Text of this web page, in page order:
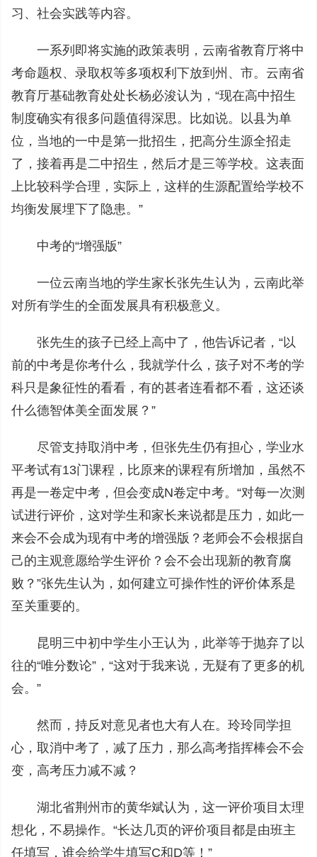
习、社会实践等内容。
一系列即将实施的政策表明，云南省教育厅将中
考命题权、录取权等多项权利下放到州、市。云南省
教育厅基础教育处处长杨必浚认为，“现在高中招生
制度确实有很多问题值得深思。比如说。以县为单
位，当地的一中是第一批招生，把高分生源全招走
了，接着再是二中招生，然后才是三等学校。这表面
上比较科学合理，实际上，这样的生源配置给学校不
均衡发展埋下了隐患。”
中考的“增强版”
一位云南当地的学生家长张先生认为，云南此举
对所有学生的全面发展具有积极意义。
张先生的孩子已经上高中了，他告诉记者，“以
前的中考是你考什么，我就学什么，孩子对不考的学
科只是象征性的看看，有的甚者连看都不看，这还谈
什么德智体美全面发展？”
尽管支持取消中考，但张先生仍有担心，学业水
平考试有13门课程，比原来的课程有所增加，虽然不
再是一卷定中考，但会变成N卷定中考。“对每一次测
试进行评价，这对学生和家长来说都是压力，如此一
来会不会成为现有中考的增强版？老师会不会根据自
己的主观意愿给学生评价？会不会出现新的教育腐
败？”张先生认为，如何建立可操作性的评价体系是
至关重要的。
昆明三中初中学生小王认为，此举等于抛弃了以
往的“唯分数论”，“这对于我来说，无疑有了更多的机
会。”
然而，持反对意见者也大有人在。玲玲同学担
心，取消中考了，减了压力，那么高考指挥棒会不会
变，高考压力减不减？
湖北省荆州市的黄华斌认为，这一评价项目太理
想化，不易操作。“长达几页的评价项目都是由班主
任填写，谁会给学生填写C和D等！”